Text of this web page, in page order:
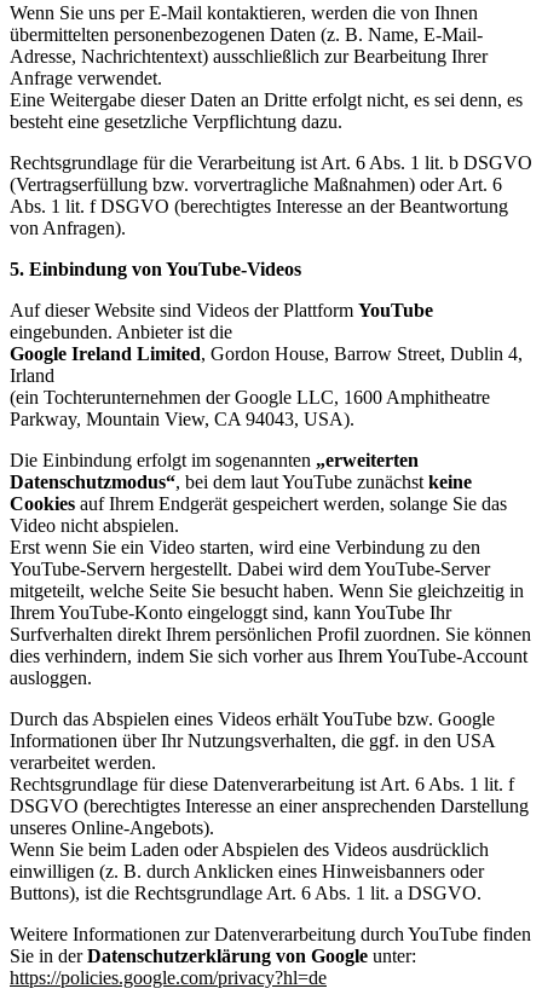
Wenn Sie uns per E-Mail kontaktieren, werden die von Ihnen
übermittelten personenbezogenen Daten (z. B. Name, E-Mail-
Adresse, Nachrichtentext) ausschließlich zur Bearbeitung Ihrer
Anfrage verwendet.
Eine Weitergabe dieser Daten an Dritte erfolgt nicht, es sei denn, es
besteht eine gesetzliche Verpflichtung dazu.
Rechtsgrundlage für die Verarbeitung ist Art. 6 Abs. 1 lit. b DSGVO
(Vertragserfüllung bzw. vorvertragliche Maßnahmen) oder Art. 6
Abs. 1 lit. f DSGVO (berechtigtes Interesse an der Beantwortung
von Anfragen).
5. Einbindung von YouTube-Videos
Auf dieser Website sind Videos der Plattform YouTube
eingebunden. Anbieter ist die
Google Ireland Limited, Gordon House, Barrow Street, Dublin 4,
Irland
(ein Tochterunternehmen der Google LLC, 1600 Amphitheatre
Parkway, Mountain View, CA 94043, USA).
Die Einbindung erfolgt im sogenannten „erweiterten
Datenschutzmodus“, bei dem laut YouTube zunächst keine
Cookies auf Ihrem Endgerät gespeichert werden, solange Sie das
Video nicht abspielen.
Erst wenn Sie ein Video starten, wird eine Verbindung zu den
YouTube-Servern hergestellt. Dabei wird dem YouTube-Server
mitgeteilt, welche Seite Sie besucht haben. Wenn Sie gleichzeitig in
Ihrem YouTube-Konto eingeloggt sind, kann YouTube Ihr
Surfverhalten direkt Ihrem persönlichen Profil zuordnen. Sie können
dies verhindern, indem Sie sich vorher aus Ihrem YouTube-Account
ausloggen.
Durch das Abspielen eines Videos erhält YouTube bzw. Google
Informationen über Ihr Nutzungsverhalten, die ggf. in den USA
verarbeitet werden.
Rechtsgrundlage für diese Datenverarbeitung ist Art. 6 Abs. 1 lit. f
DSGVO (berechtigtes Interesse an einer ansprechenden Darstellung
unseres Online-Angebots).
Wenn Sie beim Laden oder Abspielen des Videos ausdrücklich
einwilligen (z. B. durch Anklicken eines Hinweisbanners oder
Buttons), ist die Rechtsgrundlage Art. 6 Abs. 1 lit. a DSGVO.
Weitere Informationen zur Datenverarbeitung durch YouTube finden
Sie in derDatenschutzerklärung von Google unter:
https://policies.google.com/privacy?hl=de